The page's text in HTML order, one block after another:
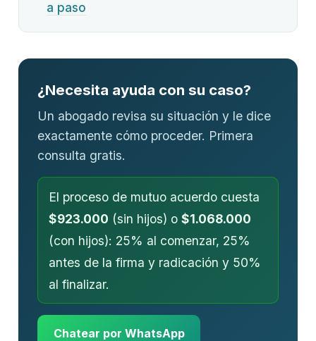
a paso
¿Necesita ayuda con su caso?
Un abogado revisa su situación y le dice
exactamente cómo proceder. Primera
consulta gratis.
El proceso de mutuo acuerdo cuesta
$923.000 (sin hijos) o $1.068.000
(con hijos): 25% al comenzar, 25%
antes de la firma y radicación y 50%
al finalizar.
Chatear por WhatsApp